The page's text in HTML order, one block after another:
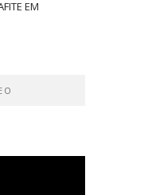
EM